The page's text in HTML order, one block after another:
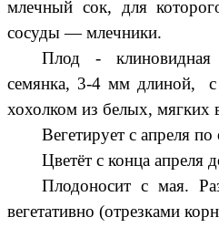
млечный сок, для
сосуды — млечники.
Плод - клиновидная
семянка, 3-4 мм длиной,
хохолком из белых, мягких
Вегетирует с апреля по
Цветёт с конца апреля
Плодоносит с мая.
вегетативно (отрезками